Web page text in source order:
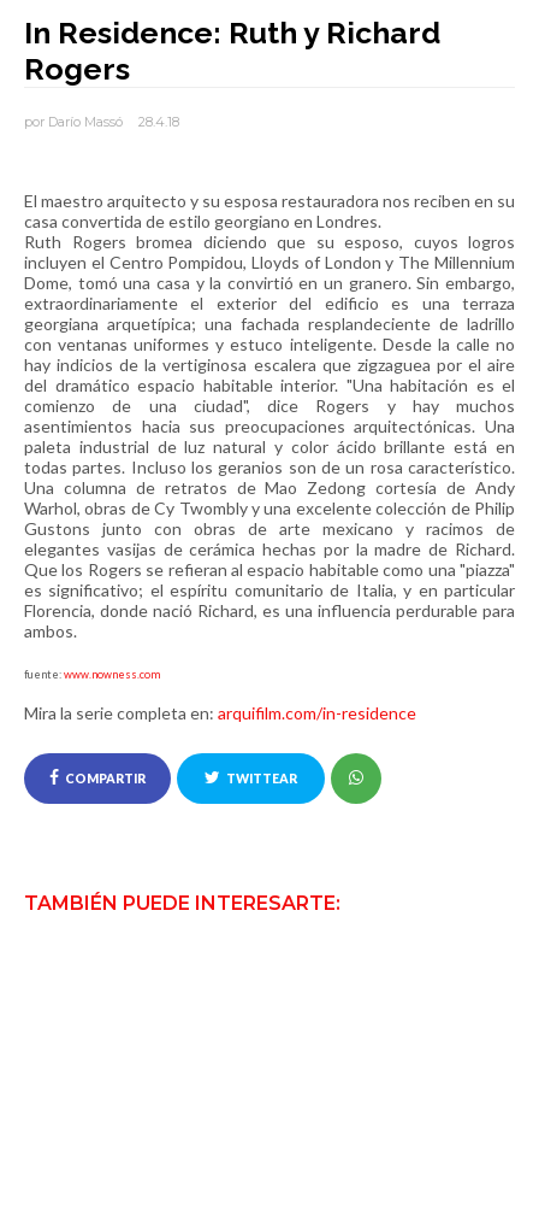
In Residence: Ruth y Richard
Rogers
por Darío Massó 28.4.18
El maestro arquitecto y su esposa restauradora nos reciben en su
casa convertida de estilo georgiano en Londres.
Ruth Rogers bromea diciendo que su esposo, cuyos logros
incluyen el Centro Pompidou, Lloyds of London y The Millennium
Dome, tomó una casa y la convirtió en un granero. Sin embargo,
extraordinariamente el exterior del edificio es una terraza
georgiana arquetípica; una fachada resplandeciente de ladrillo
con ventanas uniformes y estuco inteligente. Desde la calle no
hay indicios de la vertiginosa escalera que zigzaguea por el aire
del dramático espacio habitable interior. "Una habitación es el
comienzo de una ciudad", dice Rogers y hay muchos
asentimientos hacia sus preocupaciones arquitectónicas. Una
paleta industrial de luz natural y color ácido brillante está en
todas partes. Incluso los geranios son de un rosa característico.
Una columna de retratos de Mao Zedong cortesía de Andy
Warhol, obras de Cy Twombly y una excelente colección de Philip
Gustons junto con obras de arte mexicano y racimos de
elegantes vasijas de cerámica hechas por la madre de Richard.
Que los Rogers se refieran al espacio habitable como una "piazza"
es significativo; el espíritu comunitario de Italia, y en particular
Florencia, donde nació Richard, es una influencia perdurable para
ambos.
fuente:www.nowness.com
Mira la serie completa en: arquifilm.com/in-residence
COMPARTIR TWITTEAR
TAMBIÉN PUEDE INTERESARTE: